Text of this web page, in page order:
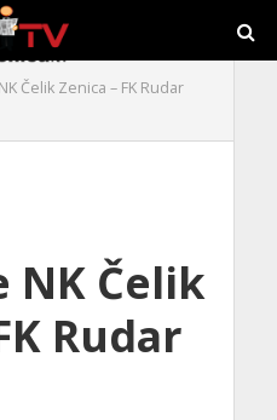
Čelik Zenica – FK Rudar
NK Čelik
Rudar